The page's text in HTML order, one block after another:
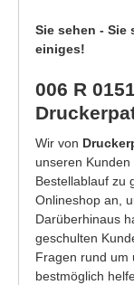
Sie sehen - Sie
einiges!
006 R
Wir von
unseren
Bestellablauf zu
Onlineshop an,
Darüberhinaus
geschulten
Fragen rund um
bestmöglich